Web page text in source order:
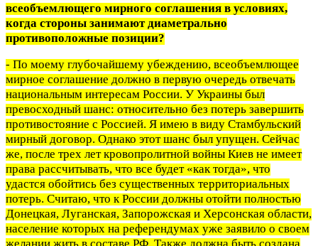
всеобъемлющего мирного соглашения в условиях,
когда стороны занимают диаметрально
противоположные позиции?
- По моему глубочайшему убеждению, всеобъемлющее
мирное соглашение должно в первую очередь отвечать
национальным интересам России. У Украины был
превосходный шанс: относительно без потерь завершить
противостояние с Россией. Я имею в виду Стамбульский
мирный договор. Однако этот шанс был упущен. Сейчас
же, после трех лет кровопролитной войны Киев не имеет
права рассчитывать, что все будет «как тогда», что
удастся обойтись без существенных территориальных
потерь. Считаю, что к России должны отойти полностью
Донецкая, Луганская, Запорожская и Херсонская области,
население которых на референдумах уже заявило о своем